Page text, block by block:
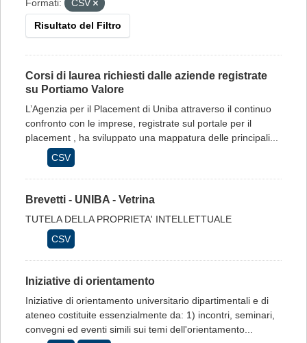
Formati: CSV
Risultato del Filtro
Corsi di laurea richiesti dalle aziende registrate
su Portiamo Valore
L’Agenzia per il Placement di Uniba attraverso il continuo
confronto con le imprese, registrate sul portale per il
placement , ha sviluppato una mappatura delle principali...
CSV
Brevetti - UNIBA - Vetrina
TUTELA DELLA PROPRIETA' INTELLETTUALE
CSV
Iniziative di orientamento
Iniziative di orientamento universitario dipartimentali e di
ateneo costituite essenzialmente da: 1) incontri, seminari,
convegni ed eventi simili sui temi dell'orientamento...